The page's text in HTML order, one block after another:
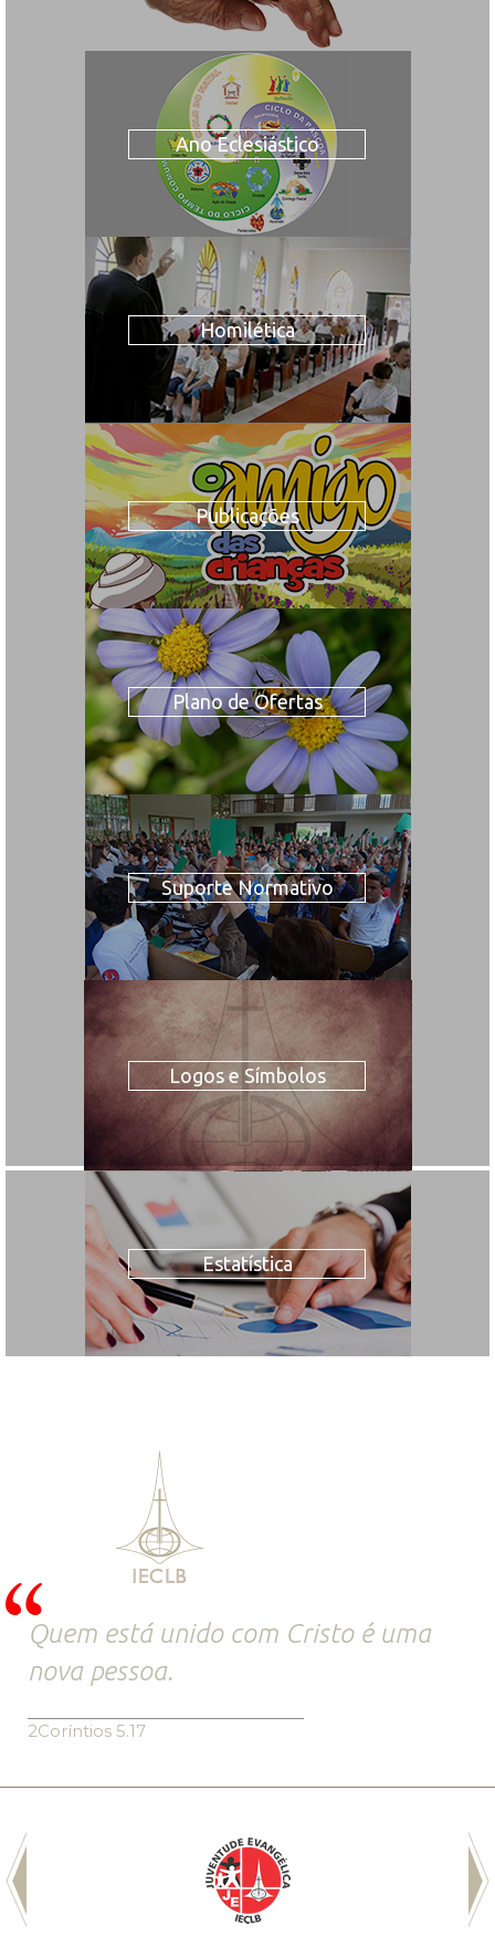
Ano Eclesiástico
Homilética
Publicações
Plano de Ofertas
Suporte Normativo
Logos e Símbolos
Estatística
Quem está unido com Cristo é uma
nova pessoa.
2Coríntios 5.17